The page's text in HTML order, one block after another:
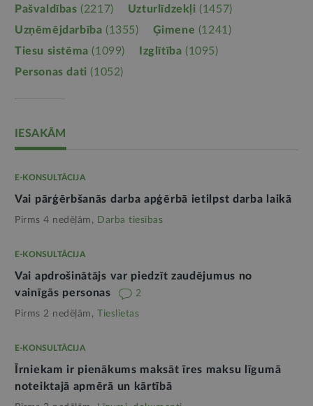
Pašvaldības (2217) Uzturlīdzekļi (1457)
Uzņēmējdarbība (1355) Ģimene (1241)
Tiesu sistēma (1099) Izglītība (1095)
Personas dati (1052)
IESAKĀM
E-KONSULTĀCIJA
Vai pārģērbšanās darba apģērbā ietilpst darba laikā
Pirms 4 nedēļām, Darba tiesības
E-KONSULTĀCIJA
Vai apdrošinātājs var piedzīt zaudējumus no
vainīgās personas
2
Pirms 2 nedēļām, Tieslietas
E-KONSULTĀCIJA
Īrniekam ir pienākums maksāt īres maksu līgumā
noteiktajā apmērā un kārtībā